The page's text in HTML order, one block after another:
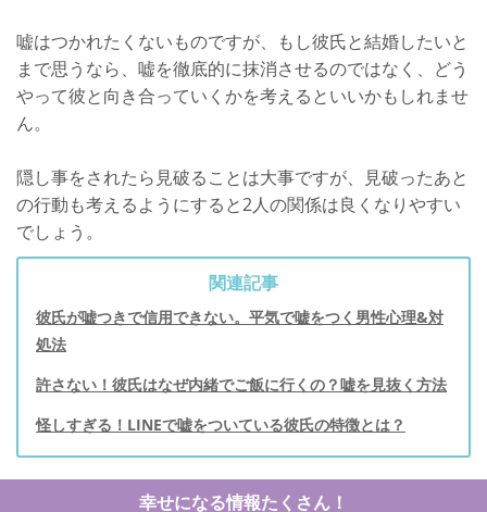
嘘はつかれたくないものですが、もし彼氏と結婚したいと
まで思うなら、嘘を徹底的に抹消させるのではなく、どう
やって彼と向き合っていくかを考えるといいかもしれませ
ん。
隠し事をされたら見破ることは大事ですが、見破ったあと
の行動も考えるようにすると2人の関係は良くなりやすい
でしょう。
関連記事
彼氏が嘘つきで信用できない。平気で嘘をつく男性心理&対
処法
許さない！彼氏はなぜ内緒でご飯に行くの？嘘を見抜く方法
怪しすぎる！LINEで嘘をついている彼氏の特徴とは？
幸せになる情報たくさん！